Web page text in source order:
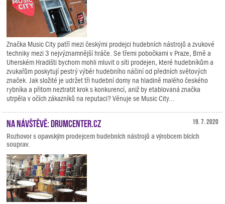
Značka Music City patří mezi českými prodejci hudebních nástrojů a zvukové
techniky mezi 3 nejvýznamnější hráče. Se třemi pobočkami v Praze, Brně a
Uherském Hradišti bychom mohli mluvit o síti prodejen, které hudebníkům a
zvukařům poskytují pestrý výběr hudebního náčiní od předních světových
značek. Jak složité je udržet tři hudební domy na hladině malého českého
rybníka a přitom neztratit krok s konkurencí, aniž by etablovaná značka
utrpěla v očích zákazníků na reputaci? Věnuje se Music City...
19. 7. 2020
Na návštěvě: Drumcenter.cz
Rozhovor s opavským prodejcem hudebních nástrojů a výrobcem bících
souprav.